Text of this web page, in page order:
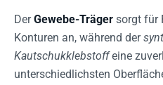
DerGewebe-Träger sorgt für
Konturen an, während der
Kautschukklebstoffeine
unterschiedlichsten